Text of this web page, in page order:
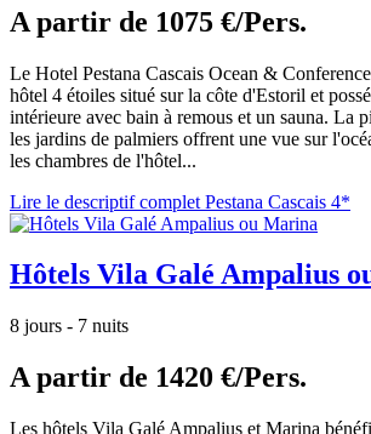
A partir de 1075 €/Pers.
Le Hotel Pestana Cascais Ocean &
hôtel 4 étoiles situé sur la côte d'Estoril et
intérieure avec bain à remous et un sauna. La
les jardins de palmiers offrent une vue sur
les chambres de l'hôtel...
Lire le descriptif complet Pestana Cascais 4*
Hôtels Vila Galé Ampalius
8 jours - 7 nuits
A partir de 1420 €/Pers.
Les hôtels Vila Galé Ampalius et Marina